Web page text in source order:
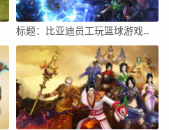
标题：比亚迪员工玩篮球游戏的多维体验